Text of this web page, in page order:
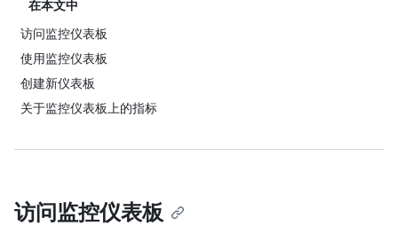
在本文中
访问监控仪表板
使用监控仪表板
创建新仪表板
关于监控仪表板上的指标
访问监控仪表板